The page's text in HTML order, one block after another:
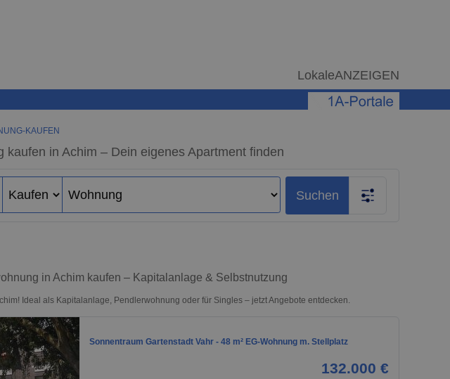
LokaleANZEIGEN
KAUFEN
kaufen in Achim – Dein eigenes Apartment finden
Suchen
in Achim kaufen – Kapitalanlage & Selbstnutzung
Ideal als Kapitalanlage, Pendlerwohnung oder für Singles – jetzt Angebote entdecken.
Sonnentraum Gartenstadt Vahr - 48 m² EG-Wohnung m. Stellplatz
132.000 €